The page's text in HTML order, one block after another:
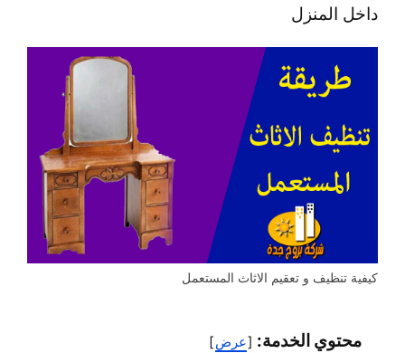
داخل المنزل
كيفية تنظيف و تعقيم الاثاث المستعمل
محتوي الخدمة: عرض